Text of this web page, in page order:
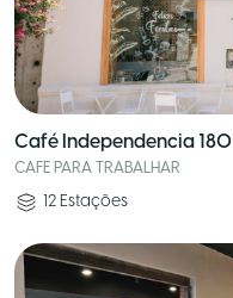
Café Independencia 180
CAFE PARA TRABALHAR
12 Estações